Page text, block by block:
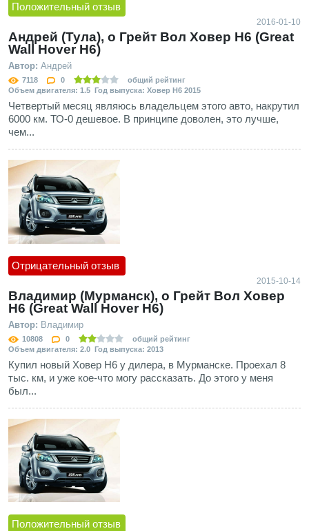
Положительный отзыв
2016-01-10
Андрей (Тула), о Грейт Вол Ховер Н6 (Great
Wall Hover H6)
Автор: Андрей
7118 0
общий рейтинг
Объем двигателя: 1.5 Год выпуска: Ховер Н6 2015
Четвертый месяц являюсь владельцем этого авто, накрутил
6000 км. ТО-0 дешевое. В принципе доволен, это лучше,
чем...
Отрицательный отзыв
2015-10-14
Владимир (Мурманск), о Грейт Вол Ховер
Н6 (Great Wall Hover H6)
Автор: Владимир
10808 0
общий рейтинг
Объем двигателя: 2.0 Год выпуска: 2013
Купил новый Ховер Н6 у дилера, в Мурманске. Проехал 8
тыс. км, и уже кое-что могу рассказать. До этого у меня
был...
Положительный отзыв